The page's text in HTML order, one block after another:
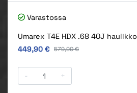
Varastossa
Umarex T4E HDX .68 40J haulikko
Alkuperäinen hinta
449,90 € Alkuperäinen hinta
579,90 €
- +